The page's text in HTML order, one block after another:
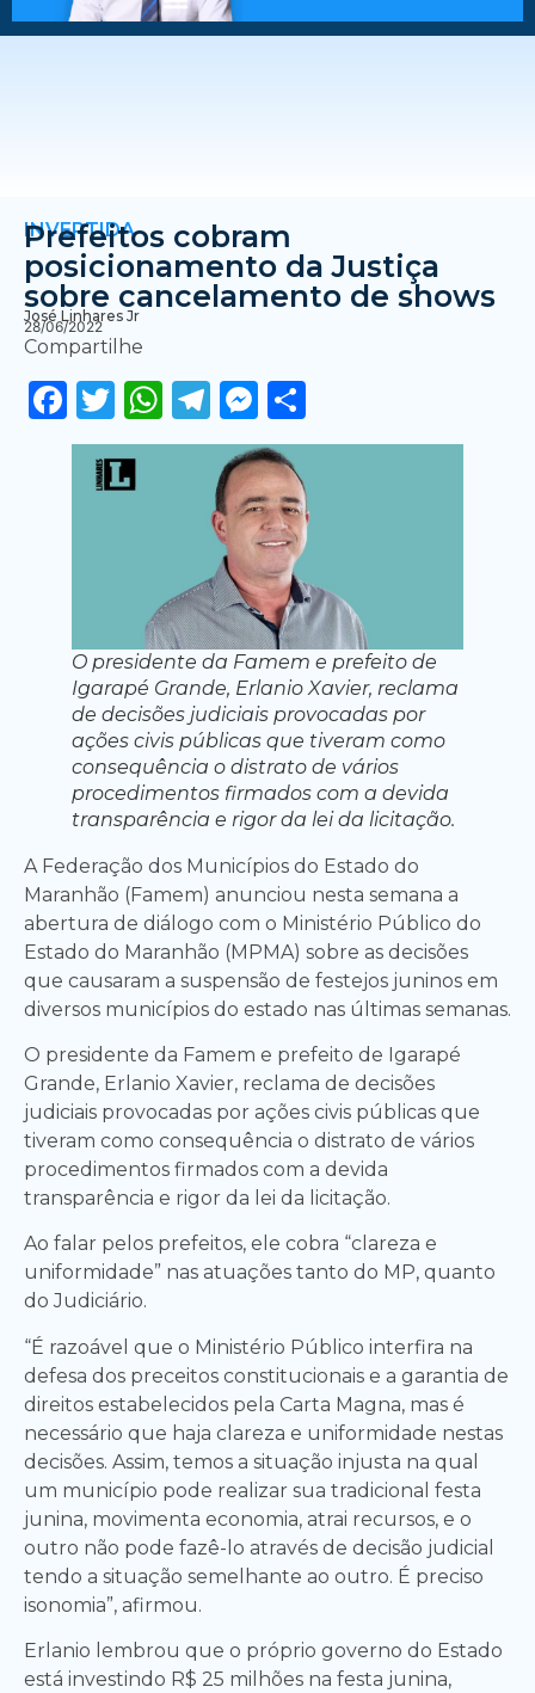
INVERTIDA
Prefeitos cobram
posicionamento da Justiça
sobre cancelamento de shows
José Linhares Jr
28/06/2022
Compartilhe
Facebook
Twitter
WhatsApp
Telegram
Messenger
O presidente da Famem e prefeito de
Igarapé Grande, Erlanio Xavier, reclama
de decisões judiciais provocadas por
ações civis públicas que tiveram como
consequência o distrato de vários
procedimentos firmados com a devida
transparência e rigor da lei da licitação.
A Federação dos Municípios do Estado do
Maranhão (Famem) anunciou nesta semana a
abertura de diálogo com o Ministério Público do
Estado do Maranhão (MPMA) sobre as decisões
que causaram a suspensão de festejos juninos em
diversos municípios do estado nas últimas semanas.
O presidente da Famem e prefeito de Igarapé
Grande, Erlanio Xavier, reclama de decisões
judiciais provocadas por ações civis públicas que
tiveram como consequência o distrato de vários
procedimentos firmados com a devida
transparência e rigor da lei da licitação.
Ao falar pelos prefeitos, ele cobra “clareza e
uniformidade” nas atuações tanto do MP, quanto
do Judiciário.
“É razoável que o Ministério Público interfira na
defesa dos preceitos constitucionais e a garantia de
direitos estabelecidos pela Carta Magna, mas é
necessário que haja clareza e uniformidade nestas
decisões. Assim, temos a situação injusta na qual
um município pode realizar sua tradicional festa
junina, movimenta economia, atrai recursos, e o
outro não pode fazê-lo através de decisão judicial
tendo a situação semelhante ao outro. É preciso
isonomia”, afirmou.
Erlanio lembrou que o próprio governo do Estado
está investindo R$ 25 milhões na festa junina,